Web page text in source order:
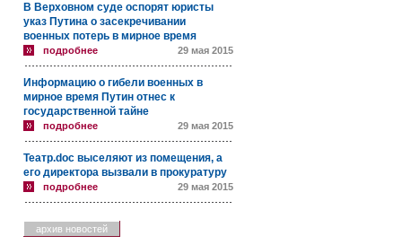
В Верховном суде оспорят юристы
указ Путина о засекречивании
военных потерь в мирное время
подробнее 29 мая 2015
Информацию о гибели военных в
мирное время Путин отнес к
государственной тайне
подробнее 29 мая 2015
Театр.doc выселяют из помещения, а
его директора вызвали в прокуратуру
подробнее 29 мая 2015
архив новостей